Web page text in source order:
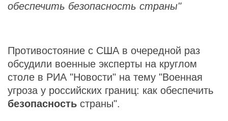
обеспечить безопасность страны"
Противостояние с США в очередной раз
обсудили военные эксперты на круглом
столе в РИА "Новости" на тему "Военная
угроза у российских границ: как обеспечить
безопасность страны".